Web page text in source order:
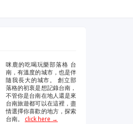
咪鹿的吃喝玩樂部落格 台
南，有溫度的城市，也是伴
隨我長大的城市。 創立部
落格的初衷是想記錄台南，
不管你是台南在地人還是來
台南旅遊都可以在這裡，盡
情選擇你喜歡的地方，探索
台南。 click here →
眼鏡蛇粉膠囊